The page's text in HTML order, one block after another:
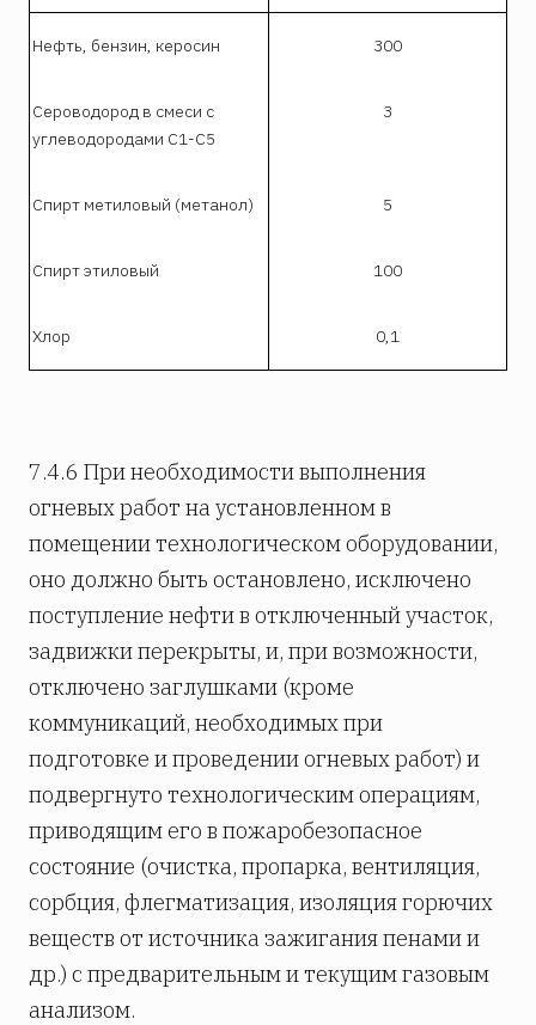
Нефть, бензин, керосин 300
Сероводород в смеси с
углеводородами С1-С5
3
Спирт метиловый (метанол) 5
Спирт этиловый 100
Хлор 0,1
7.4.6 При необходимости выполнения
огневых работ на установленном в
помещении технологическом оборудовании,
оно должно быть остановлено, исключено
поступление нефти в отключенный участок,
задвижки перекрыты, и, при возможности,
отключено заглушками (кроме
коммуникаций, необходимых при
подготовке и проведении огневых работ) и
подвергнуто технологическим операциям,
приводящим его в пожаробезопасное
состояние (очистка, пропарка, вентиляция,
сорбция, флегматизация, изоляция горючих
веществ от источника зажигания пенами и
др.) с предварительным и текущим газовым
анализом.